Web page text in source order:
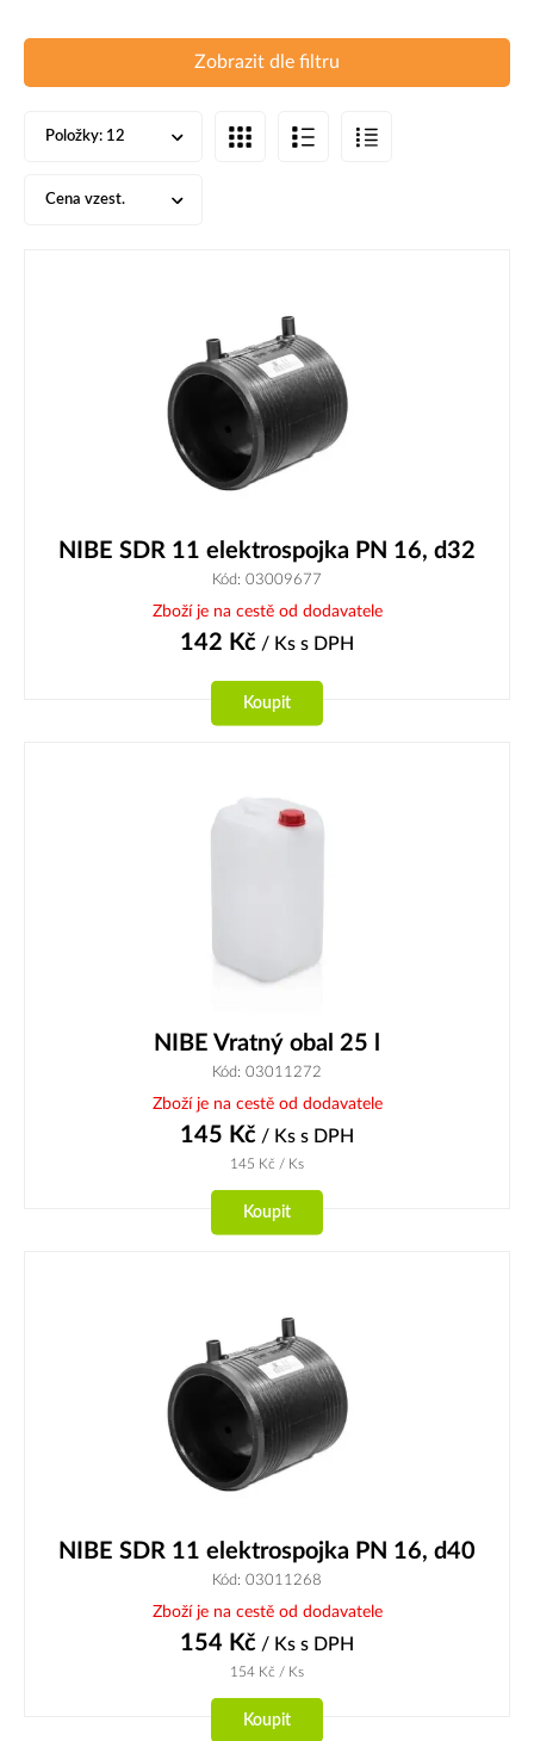
Zobrazit dle filtru
Položky: 12
Cena vzest.
NIBE SDR 11 elektrospojka PN 16, d32
Kód: 03009677
Zboží je na cestě od dodavatele
142 Kč / Ks s DPH
Koupit
NIBE Vratný obal 25 l
Kód: 03011272
Zboží je na cestě od dodavatele
145 Kč / Ks s DPH
145 Kč / Ks
Koupit
NIBE SDR 11 elektrospojka PN 16, d40
Kód: 03011268
Zboží je na cestě od dodavatele
154 Kč / Ks s DPH
154 Kč / Ks
Koupit